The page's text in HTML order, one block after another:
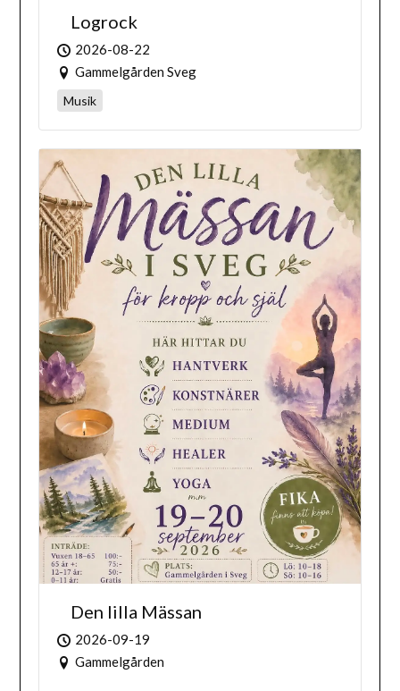
Logrock
2026-08-22
Gammelgården Sveg
Musik
Den lilla Mässan
2026-09-19
Gammelgården